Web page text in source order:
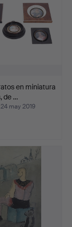
en miniatura
de …
may 2019